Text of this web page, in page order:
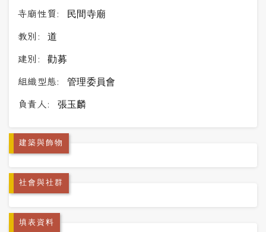
寺廟性質: 民間寺廟
教別: 道
建別: 勸募
組織型態: 管理委員會
負責人: 張玉麟
建築與飾物
社會與社群
填表資料